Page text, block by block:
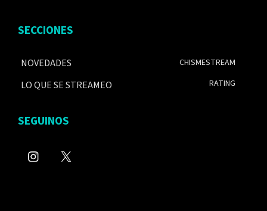
SECCIONES
NOVEDADES
LO QUE SE STREAMEO
CHISMESTREAM
RATING
SEGUINOS